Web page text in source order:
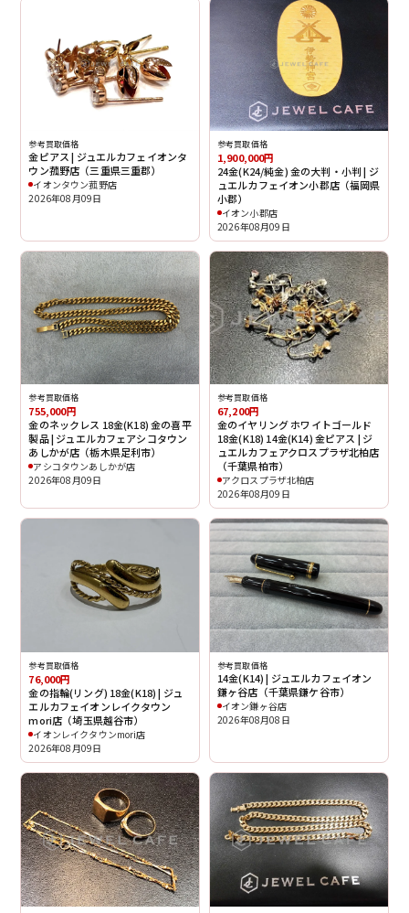
参考買取価格
金ピアス | ジュエルカフェイオンタ
ウン菰野店（三重県三重郡）
イオンタウン菰野店
2026年08月09日
参考買取価格
1,900,000円
24金(K24/純金) 金の大判・小判 | ジ
ュエルカフェイオン小郡店（福岡県
小郡）
イオン小郡店
2026年08月09日
参考買取価格
755,000円
金のネックレス 18金(K18) 金の喜平
製品 | ジュエルカフェアシコタウン
あしかが店（栃木県足利市）
アシコタウンあしかが店
2026年08月09日
参考買取価格
67,200円
金のイヤリング ホワイトゴールド
18金(K18) 14金(K14) 金ピアス | ジ
ュエルカフェアクロスプラザ北柏店
（千葉県柏市）
アクロスプラザ北柏店
2026年08月09日
参考買取価格
76,000円
金の指輪(リング) 18金(K18) | ジュ
エルカフェイオンレイクタウン
mori店（埼玉県越谷市）
イオンレイクタウンmori店
2026年08月09日
参考買取価格
14金(K14) | ジュエルカフェイオン
鎌ヶ谷店（千葉県鎌ケ谷市）
イオン鎌ヶ谷店
2026年08月08日